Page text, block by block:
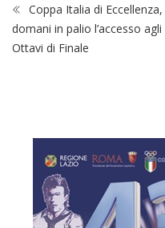
Coppa Italia di Eccellenza,
domani in palio l’accesso agli
Ottavi di Finale